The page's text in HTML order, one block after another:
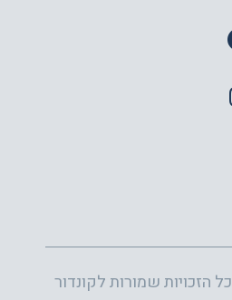
כל הזכויות שמורות לקונדור